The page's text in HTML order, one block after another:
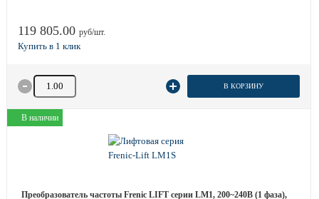
119 805.00 руб/шт.
Количество товара В КОРЗИНУ
В наличии
Преобразователь частоты Frenic LIFT серии LM1, 200~240B (1 фаза),